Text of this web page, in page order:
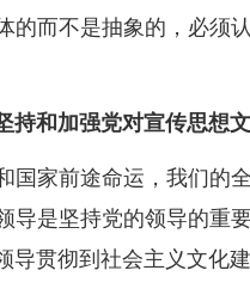
的而不是抽象的，必须
持和加强党对宣传思想
国家前途命运，我们的
导是坚持党的领导的
贯彻到社会主义文化